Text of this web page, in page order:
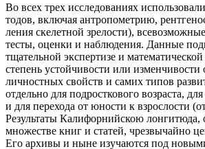
Во всех трех исследованиях
тодов, включая антропометрию,
ления скелетной зрелости),
те­сты, оценки и наблюдения. Данные
тщательной экспертизе и
степень устой­чивости или изменчивости
личностных свойств и са­мих типов
отдельно для подросткового возраста,
и для перехода от юности к взрослости
Результаты Калифорнийскою лонгитюда,
множестве книг и статей, чрез­вычайно
Его архивы и ныне изучаются под